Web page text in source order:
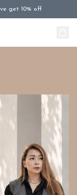
get 10% off